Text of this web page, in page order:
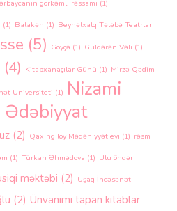
görkəmli rəssamı (1)
(1) Balakən (1) Beynəlxalq Tələbə Teatrları
(5) Göyçə (1) Güldərən Vəli (1)
(4) Kitabxanaçılar Günü (1) Mirzə Qədim
Universiteti (1) Nizami
Ədəbiyyat
(2) Qaxingiloy Mədəniyyət evi (1) rəsm
(1) Türkan Əhmədova (1) Ulu öndər
məktəbi (2) Uşaq İncəsənət
(2) Ünvanımı tapan kitablar